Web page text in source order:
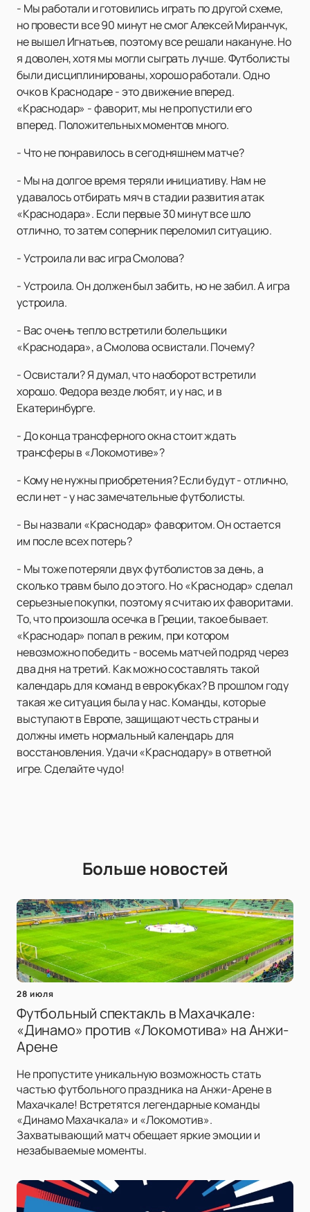
- Мы работали и готовились играть по другой схеме,
но провести все 90 минут не смог Алексей Миранчук,
не вышел Игнатьев, поэтому все решали накануне. Но
я доволен, хотя мы могли сыграть лучше. Футболисты
были дисциплинированы, хорошо работали. Одно
очко в Краснодаре - это движение вперед.
«Краснодар» - фаворит, мы не пропустили его
вперед. Положительных моментов много.
- Что не понравилось в сегодняшнем матче?
- Мы на долгое время теряли инициативу. Нам не
удавалось отбирать мяч в стадии развития атак
«Краснодара». Если первые 30 минут все шло
отлично, то затем соперник переломил ситуацию.
- Устроила ли вас игра Смолова?
- Устроила. Он должен был забить, но не забил. А игра
устроила.
- Вас очень тепло встретили болельщики
«Краснодара», а Смолова освистали. Почему?
- Освистали? Я думал, что наоборот встретили
хорошо. Федора везде любят, и у нас, и в
Екатеринбурге.
- До конца трансферного окна стоит ждать
трансферы в «Локомотиве»?
- Кому не нужны приобретения? Если будут - отлично,
если нет - у нас замечательные футболисты.
- Вы назвали «Краснодар» фаворитом. Он остается
им после всех потерь?
- Мы тоже потеряли двух футболистов за день, а
сколько травм было до этого. Но «Краснодар» сделал
серьезные покупки, поэтому я считаю их фаворитами.
То, что произошла осечка в Греции, такое бывает.
«Краснодар» попал в режим, при котором
невозможно победить - восемь матчей подряд через
два дня на третий. Как можно составлять такой
календарь для команд в еврокубках? В прошлом году
такая же ситуация была у нас. Команды, которые
выступают в Европе, защищают честь страны и
должны иметь нормальный календарь для
восстановления. Удачи «Краснодару» в ответной
игре. Сделайте чудо!
Больше новостей
28 июля
Футбольный спектакль в Махачкале:
«Динамо» против «Локомотива» на Анжи-
Арене
Не пропустите уникальную возможность стать
частью футбольного праздника на Анжи-Арене в
Махачкале! Встретятся легендарные команды
«Динамо Махачкала» и «Локомотив».
Захватывающий матч обещает яркие эмоции и
незабываемые моменты.